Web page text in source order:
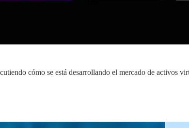
cómo se está desarrollando el mercado de activos